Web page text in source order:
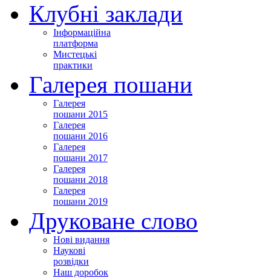
Клубні заклади
Інформаційна
платформа
Мистецькі
практики
Галерея пошани
Галерея
пошани 2015
Галерея
пошани 2016
Галерея
пошани 2017
Галерея
пошани 2018
Галерея
пошани 2019
Друковане слово
Нові видання
Наукові
розвідки
Наш доробок